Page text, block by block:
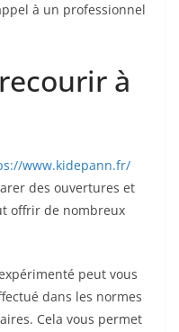
à un professionnel
à
www.kidepann.fr/
des ouvertures et
offrir de nombreux
peut vous
dans les normes
Cela vous permet